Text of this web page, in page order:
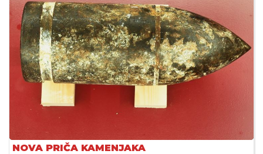
NOVA PRIČA KAMENJAKA